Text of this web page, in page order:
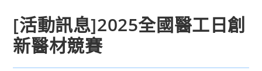
[活動訊息]2025全國醫工日創
新醫材競賽